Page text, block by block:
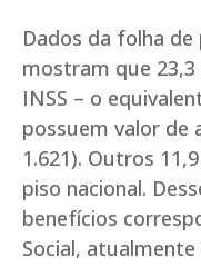
Dados da folha
mostram que
INSS – o
possuem valor de
1.621). Outros
piso nacional.
benefícios
Social, atualmente